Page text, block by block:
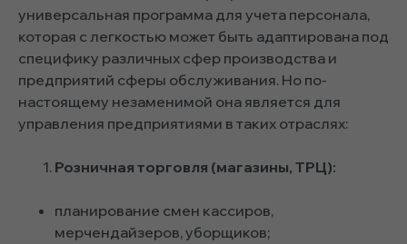
универсальная программа для учета персонала,
которая с легкостью может быть адаптирована под
специфику различных сфер производства и
предприятий сферы обслуживания. Но по-
настоящему незаменимой она является для
управления предприятиями в таких отраслях:
Розничная торговля (магазины, ТРЦ):
планирование смен кассиров,
мерчендайзеров, уборщиков;